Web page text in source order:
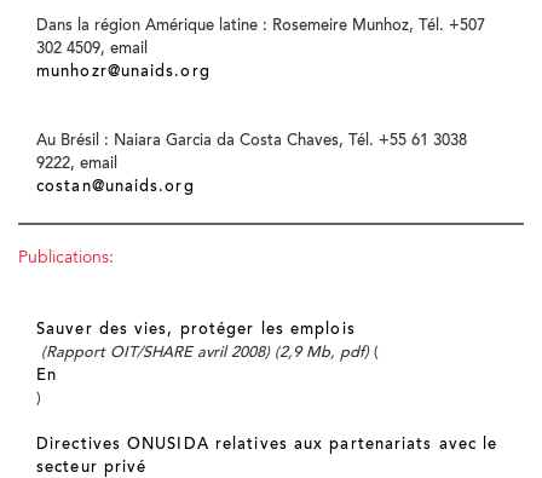
Dans la région Amérique latine : Rosemeire Munhoz, Tél. +507
302 4509, email
munhozr@unaids.org
Au Brésil : Naiara Garcia da Costa Chaves, Tél. +55 61 3038
9222, email
costan@unaids.org
Publications:
Sauver des vies, protéger les emplois
(Rapport OIT/SHARE avril 2008) (2,9 Mb, pdf) (
En
)
Directives ONUSIDA relatives aux partenariats avec le
secteur privé